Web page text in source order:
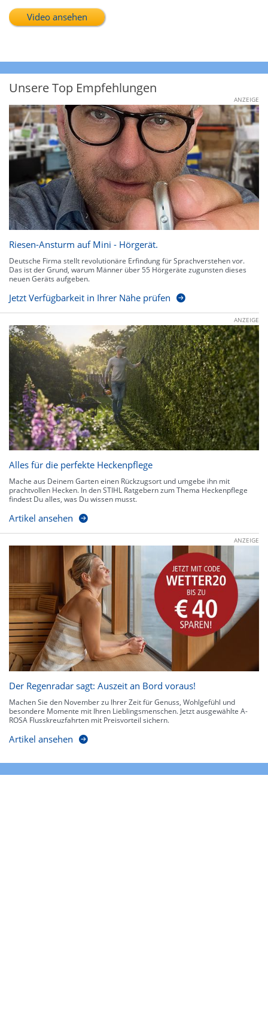
Video ansehen
Unsere Top Empfehlungen
ANZEIGE
Riesen-Ansturm auf Mini - Hörgerät.
Deutsche Firma stellt revolutionäre Erfindung für Sprachverstehen vor.
Das ist der Grund, warum Männer über 55 Hörgeräte zugunsten dieses
neuen Geräts aufgeben.
Jetzt Verfügbarkeit in Ihrer Nähe prüfen
ANZEIGE
Alles für die perfekte Heckenpflege
Mache aus Deinem Garten einen Rückzugsort und umgebe ihn mit
prachtvollen Hecken. In den STIHL Ratgebern zum Thema Heckenpflege
findest Du alles, was Du wissen musst.
Artikel ansehen
ANZEIGE
Der Regenradar sagt: Auszeit an Bord voraus!
Machen Sie den November zu Ihrer Zeit für Genuss, Wohlgefühl und
besondere Momente mit Ihren Lieblingsmenschen. Jetzt ausgewählte A-
ROSA Flusskreuzfahrten mit Preisvorteil sichern.
Artikel ansehen